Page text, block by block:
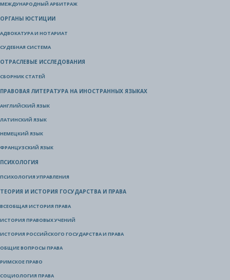
МЕЖДУНАРОДНЫЙ АРБИТРАЖ
ОРГАНЫ ЮСТИЦИИ
АДВОКАТУРА И НОТАРИАТ
СУДЕБНАЯ СИСТЕМА
ОТРАСЛЕВЫЕ ИССЛЕДОВАНИЯ
СБОРНИК СТАТЕЙ
ПРАВОВАЯ ЛИТЕРАТУРА НА ИНОСТРАННЫХ ЯЗЫКАХ
АНГЛИЙСКИЙ ЯЗЫК
ЛАТИНСКИЙ ЯЗЫК
НЕМЕЦКИЙ ЯЗЫК
ФРАНЦУЗСКИЙ ЯЗЫК
ПСИХОЛОГИЯ
ПСИХОЛОГИЯ УПРАВЛЕНИЯ
ТЕОРИЯ И ИСТОРИЯ ГОСУДАРСТВА И ПРАВА
ВСЕОБЩАЯ ИСТОРИЯ ПРАВА
ИСТОРИЯ ПРАВОВЫХ УЧЕНИЙ
ИСТОРИЯ РОССИЙСКОГО ГОСУДАРСТВА И ПРАВА
ОБЩИЕ ВОПРОСЫ ПРАВА
РИМСКОЕ ПРАВО
СОЦИОЛОГИЯ ПРАВА